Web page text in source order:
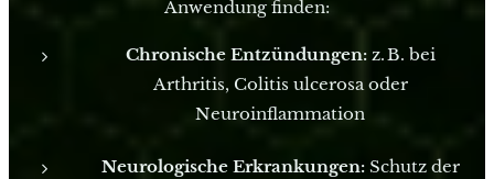
Anwendung finden:
Chronische Entzündungen:z. B. bei
Arthritis, Colitis ulcerosa oder
Neuroinflammation
Neurologische Erkrankungen:Schutz der